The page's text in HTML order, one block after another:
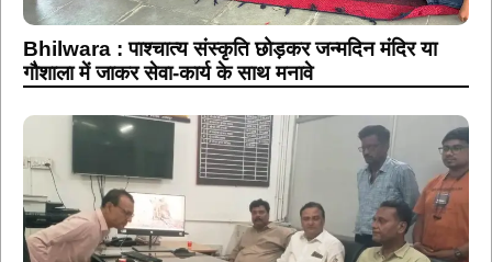
Bhilwara : पाश्चात्य संस्कृति छोड़कर जन्मदिन मंदिर या
गौशाला में जाकर सेवा-कार्य के साथ मनावे